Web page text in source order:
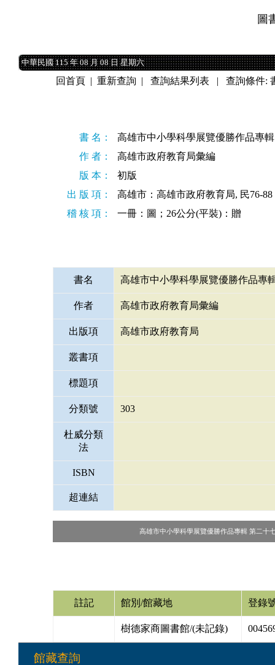
圖
中華民國 115 年 08 月 08 日 星期六
中華民國 115 年 08 月 08 日 星期六
回首頁 |重新查詢 |查詢結果列表 | 查詢條件:
書 名：
高雄市中小學科學展覽優勝作品專
作 者：
高雄市政府教育局彙編
版 本：
初版
出 版 項：
高雄市：高雄市政府教育局, 民76-88
稽 核 項：
一冊：圖；26公分(平裝)：贈
書名 高雄市中小學科學展覽優勝作品專
作者 高雄市政府教育局彙編
出版項 高雄市政府教育局
叢書項
標題項
分類號 303
杜威分類
法
ISBN
超連結
高雄市中小學科學展覽優勝作品專輯 第二十
註記 館別/館藏地 登錄
樹德家商圖書館/(未記錄)
館藏查詢